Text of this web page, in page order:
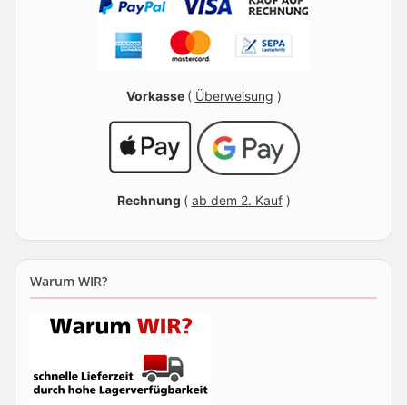
Vorkasse ( Überweisung )
Rechnung ( ab dem 2. Kauf)
Warum WIR?